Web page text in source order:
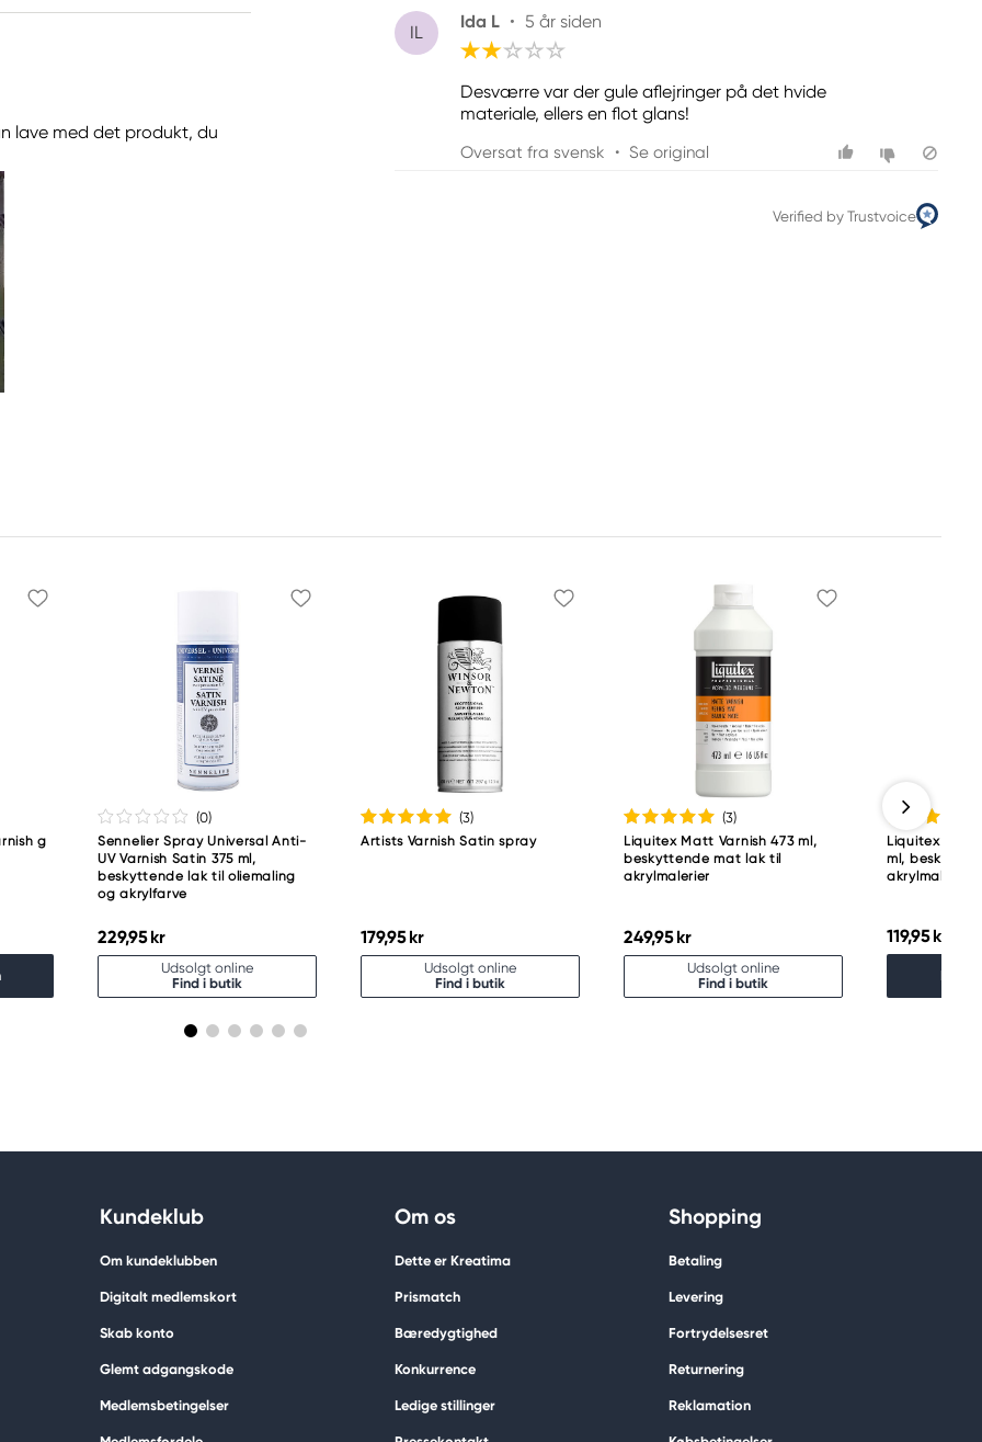
IL
Ida L • 5 år siden
Desværre var der gule aflejringer på det hvide
materiale, ellers en flot glans!
Oversat fra svensk • Se original
Verified by Trustvoice
lave med det produkt, du
g
(0)
Sennelier Spray Universal Anti-
UV Varnish Satin 375 ml,
beskyttende lak til oliemaling
og akrylfarve
229,95 kr
Udsolgt online
Find i butik
(3)
Artists Varnish Satin spray
179,95 kr
Udsolgt online
Find i butik
(3)
Liquitex Matt Varnish 473 ml,
beskyttende mat lak til
akrylmalerier
249,95 kr
Udsolgt online
Find i butik
Liquitex High
ml,
akrylmalerier
119,95 kr
Læg i
Kundeklub
Om kundeklubben
Digitalt medlemskort
Skab konto
Glemt adgangskode
Medlemsbetingelser
Om os
Dette er Kreatima
Prismatch
Bæredygtighed
Konkurrence
Ledige stillinger
Shopping
Betaling
Levering
Fortrydelsesret
Returnering
Reklamation